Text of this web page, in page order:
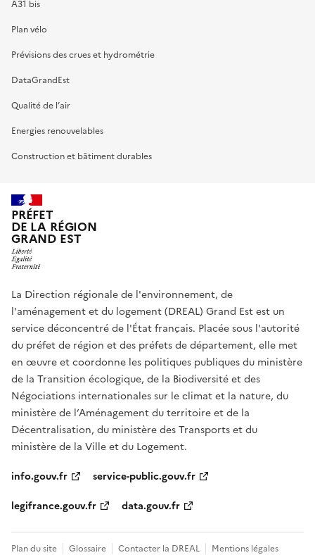
A31 bis
Plan vélo
Prévisions des crues et hydrométrie
DataGrandEst
Qualité de l’air
Energies renouvelables
Construction et bâtiment durables
PRÉFET
DE LA RÉGION
GRAND EST
La Direction régionale de l'environnement, de
l'aménagement et du logement (DREAL) Grand Est est un
service déconcentré de l'État français. Placée sous l'autorité
du préfet de région et des préfets de département, elle met
en œuvre et coordonne les politiques publiques du ministère
de la Transition écologique, de la Biodiversité et des
Négociations internationales sur le climat et la nature, du
ministère de l’Aménagement du territoire et de la
Décentralisation, du ministère des Transports et du
ministère de la Ville et du Logement.
info.gouv.fr
service-public.gouv.fr
legifrance.gouv.fr
data.gouv.fr
Plan du site Glossaire Contacter la DREAL Mentions légales